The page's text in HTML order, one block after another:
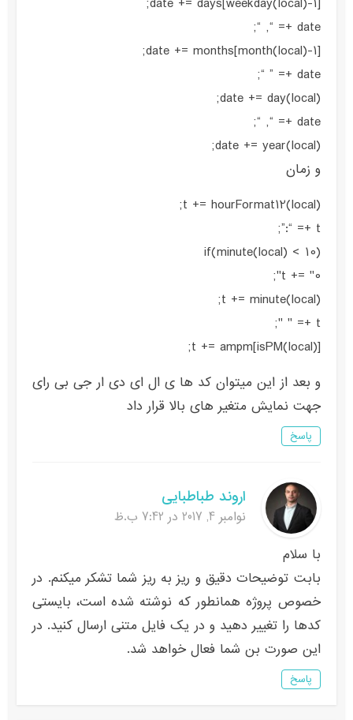
date += “, “;
date += months[month(local)-1];
date += ” “;
date += day(local);
date += “, “;
date += year(local);
و زمان
t += hourFormat12(local);
t += “:”;
if(minute(local) < 10)
t += "0";
t += minute(local);
t += " ";
t += ampm[isPM(local)];
و بعد از این میتوان کد ها ی ال ای دی ار جی بی رای
جهت نمایش متغیر های بالا قرار داد
پاسخ
اروند طباطبایی
نوامبر 4, 2017 در 7:42 ب.ظ
با سلام
بابت توضیحات دقیق و ریز به ریز شما تشکر میکنم. در
خصوص پروژه همانطور که نوشته شده است، بایستی
کدها را تغییر دهید و در یک فایل متنی ارسال کنید. در
این صورت بن شما فعال خواهد شد.
پاسخ